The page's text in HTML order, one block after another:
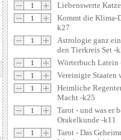
Liebenswerte
Kommt die Klima-
k27
Astrologie ganz
den Tierkreis Set -
Wörterbuch Latein
Vereinigte Staaten
Heimliche
Macht -k25
Tarot - und was er
Orakelkunde -k11
Tarot - Das